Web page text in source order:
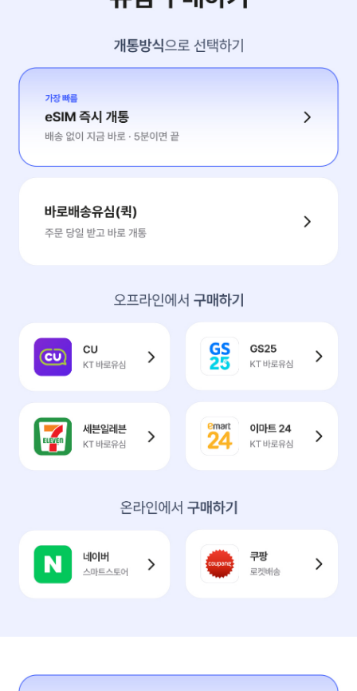
* 할인 적용 후 금액에 대하여, CU멤버십 사용/적립 가능합니다.
(가입월에는 즉시 생성)
* 할인 한도는 어떠한 경우에도 이월 불가하며, 당월의 할인 적용 영
* MY CU > 제휴인증 화면에서 개인별 잔여 한도 확인 가능합니다.
* 타 제휴할인 및 포인트 적립/사용과 중복 적용 불가합니다.
(T멤버십 할인/적립/사용, KT할인, 제휴포인트 사용 중복 불가)
* 타 할인 적용 후 대상상품의 남은 금액이 할인 금액보다 적을 경우
* CU오프라인 점포 구매 건에 한하여 할인 적용 가능합니다.
* 일부 특수 점포의 경우 할인 적용 제외됩니다.
(공항, 휴게소, 관광지, 대학, 병원, 법인점포, CU적립 제외점, 공원 등)
* 제휴 요금제 관련 문의 : 각 MVNO 사업자별 고객센터
* 제휴인증 및 서비스 이용 문의 : CU고객센터 1577-8007 / 평일 09
* 쿠폰 사용 조건 : 간편식 카테고리 30% 할인(쿠폰당 최대 3천원, 1개
* 적용 가능 상품군 : 쿠폰함 내 상세 쿠폰의 하단유의사항 참조
[GET커피 50% 할인권 안내]
* 일부 CU 특수 매장에서 사용 불가합니다. (공항, 병원, 휴게소, 대학,
* 구매 건당 1개 쿠폰만 적용가능합니다. (할인금액이 높은 순서대로
유심이 없다면?
유심 구매하기
개통방식으로 선택하기
eSIM 즉시 개통
배송 없이 지금 바로 · 5분이면 끝
주문 당일 받고 바로 개통
KT 바로유심
KT 바로유심
KT 바로유심